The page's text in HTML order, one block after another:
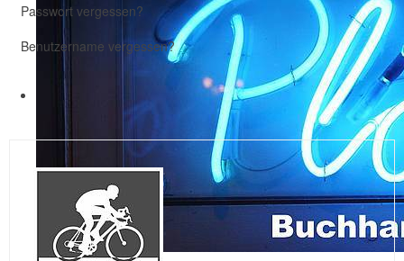
Passwort vergessen?
Benutzername vergessen?